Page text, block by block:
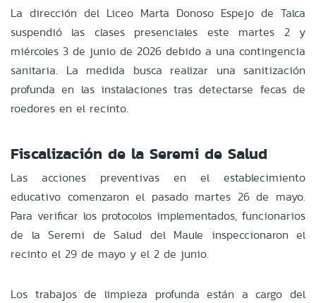
La dirección del Liceo Marta Donoso Espejo de Talca
suspendió las clases presenciales este martes 2 y
miércoles 3 de junio de 2026 debido a una contingencia
sanitaria. La medida busca realizar una sanitización
profunda en las instalaciones tras detectarse fecas de
roedores en el recinto.
Fiscalización de la Seremi de Salud
Las acciones preventivas en el establecimiento
educativo comenzaron el pasado martes 26 de mayo.
Para verificar los protocolos implementados, funcionarios
de la Seremi de Salud del Maule inspeccionaron el
recinto el 29 de mayo y el 2 de junio.
Los trabajos de limpieza profunda están a cargo del